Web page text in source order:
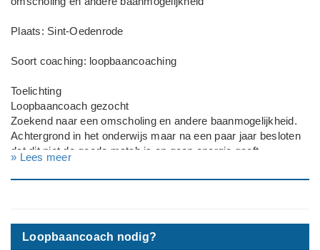
Plaats: Sint-Oedenrode
Soort coaching: loopbaancoaching
Toelichting
Loopbaancoach gezocht
Zoekend naar een omscholing en andere baanmogelijkheid.
Achtergrond in het onderwijs maar na een paar jaar besloten
dat dit niet de goede match is en geen energie geeft.
Geslacht: vrouw
Leeftijd: 25
» Lees meer
Loopbaancoach nodig?